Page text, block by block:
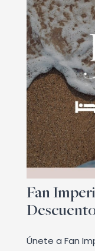
Fan
Únete a Fan